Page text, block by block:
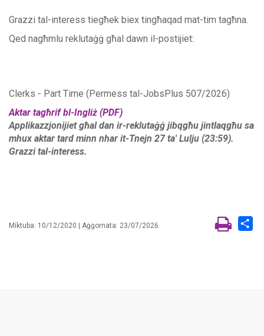
Grazzi tal-interess tiegħek biex tingħaqad mat-tim tagħna.
Qed nagħmlu reklutaġġ għal dawn il-postijiet:
Clerks - Part Time (Permess tal-JobsPlus 507/2026)
Aktar tagħrif bl-Ingliż (PDF)
Applikazzjonijiet għal dan ir-reklutaġġ jibqgħu jintlaqgħu sa
mhux aktar tard minn nhar it-Tnejn 27 ta' Lulju (23:59).
Grazzi tal-interess.
Miktuba: 10/12/2020 | Aġġornata: 23/07/2026